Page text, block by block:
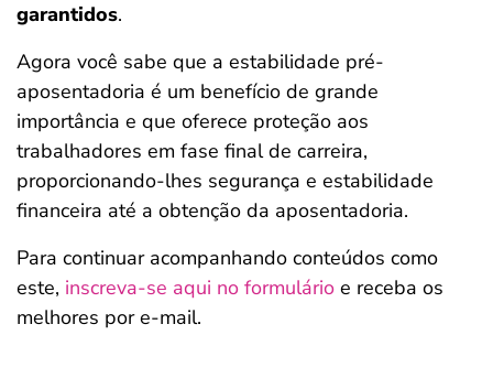
garantidos.
Agora você sabe que a estabilidade pré-
aposentadoria é um benefício de grande
importância e que oferece proteção aos
trabalhadores em fase final de carreira,
proporcionando-lhes segurança e estabilidade
financeira até a obtenção da aposentadoria.
Para continuar acompanhando conteúdos como
este, inscreva-se aqui no formulário e receba os
melhores por e-mail.